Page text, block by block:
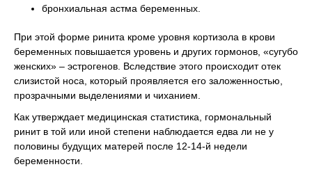
бронхиальная астма беременных.
При этой форме ринита кроме уровня кортизола в крови
беременных повышается уровень и других гормонов, «сугубо
женских» – эстрогенов. Вследствие этого происходит отек
слизистой носа, который проявляется его заложенностью,
прозрачными выделениями и чиханием.
Как утверждает медицинская статистика, гормональный
ринит в той или иной степени наблюдается едва ли не у
половины будущих матерей после 12-14-й недели
беременности.